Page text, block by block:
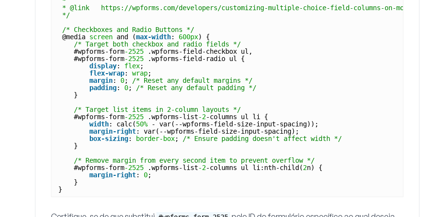
* @link   https://wpforms.com/developers/customizing-multiple-choice-field-columns-on-mobile-
*/
/* Checkboxes and Radio Buttons */
@media screen and (max-width: 600px) {
/* Target both checkbox and radio fields */
#wpforms-form-2525
.wpforms-field-checkbox ul,
#wpforms-form-2525
.wpforms-field-radio ul {
display: flex;
flex-wrap: wrap;
margin: 0;
/* Reset any default margins */
padding: 0;
/* Reset any default padding */
}
/* Target list items in 2-column layouts */
#wpforms-form-2525 .wpforms-list-2-columns ul li {
width: calc(50%
- var(--wpforms-field-size-input-spacing));
margin-right: var(--wpforms-field-size-input-spacing);
box-sizing: border-box;
/* Ensure padding doesn't affect width */
}
/* Remove margin from every second item to prevent overflow */
#wpforms-form-2525 .wpforms-list-2-columns ul li:nth-child(2n) {
margin-right: 0;
}
}